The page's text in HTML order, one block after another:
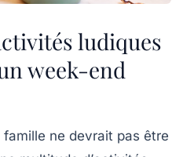
ludiques
week-end
ne devrait pas être